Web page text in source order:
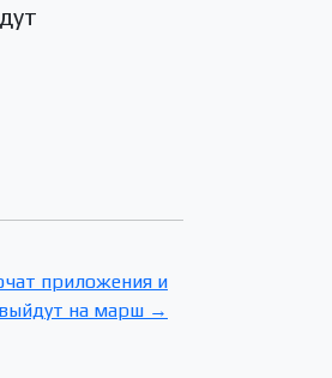
приложения и
выйдут на марш →